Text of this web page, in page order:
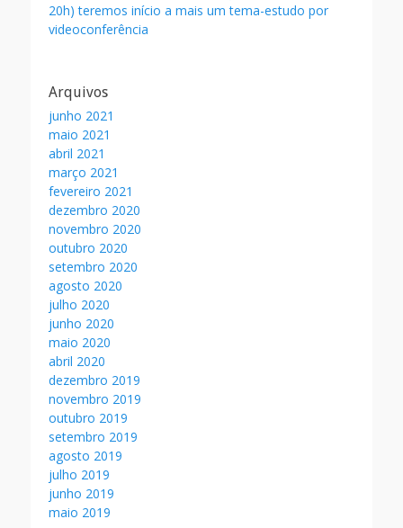
20h) teremos início a mais um tema-estudo por
videoconferência
Arquivos
junho 2021
maio 2021
abril 2021
março 2021
fevereiro 2021
dezembro 2020
novembro 2020
outubro 2020
setembro 2020
agosto 2020
julho 2020
junho 2020
maio 2020
abril 2020
dezembro 2019
novembro 2019
outubro 2019
setembro 2019
agosto 2019
julho 2019
junho 2019
maio 2019